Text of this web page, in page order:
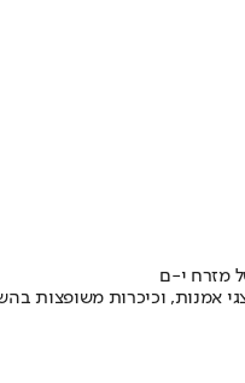
מזרח י-ם